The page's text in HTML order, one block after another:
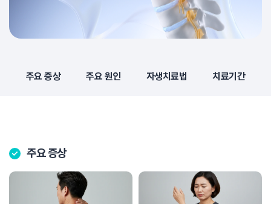
주요 증상 주요 원인 자생치료법 치료기간
주요 증상